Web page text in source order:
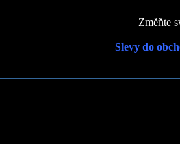
Změňte
Slevy do